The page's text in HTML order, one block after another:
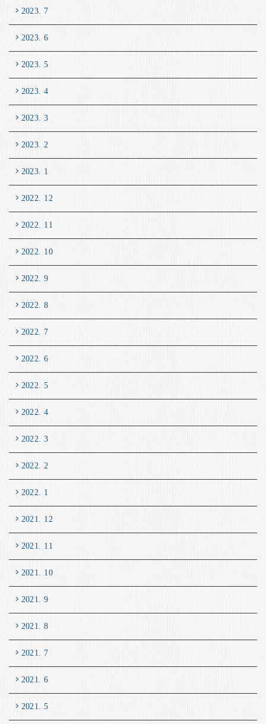
2023. 7
2023. 6
2023. 5
2023. 4
2023. 3
2023. 2
2023. 1
2022. 12
2022. 11
2022. 10
2022. 9
2022. 8
2022. 7
2022. 6
2022. 5
2022. 4
2022. 3
2022. 2
2022. 1
2021. 12
2021. 11
2021. 10
2021. 9
2021. 8
2021. 7
2021. 6
2021. 5